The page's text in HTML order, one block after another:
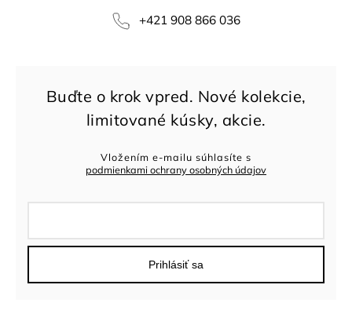
+421 908 866 036
Vložením e-mailu súhlasíte s
podmienkami ochrany osobných údajov
Prihlásiť sa